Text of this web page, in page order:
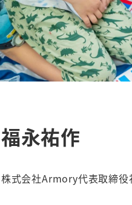
福永祐作
株式会社Armory代表取締役